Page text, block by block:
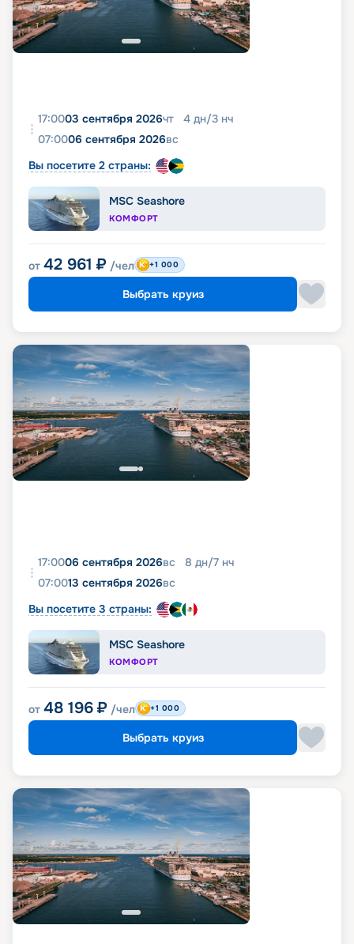
17:0003 сентября 2026чт 4 дн/3 нч
07:0006 сентября 2026вс
Вы посетите 2 страны:
MSC Seashore
КОМФОРТ
от 42 961 ₽ /чел +1 000
Выбрать круиз
17:0006 сентября 2026вс 8 дн/7 нч
07:0013 сентября 2026вс
Вы посетите 3 страны:
MSC Seashore
КОМФОРТ
от 48 196 ₽ /чел +1 000
Выбрать круиз